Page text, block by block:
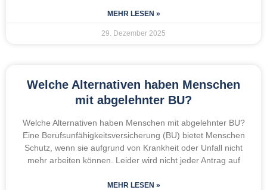
MEHR LESEN »
29. Dezember 2025
Welche Alternativen haben Menschen
mit abgelehnter BU?
Welche Alternativen haben Menschen mit abgelehnter BU?
Eine Berufsunfähigkeitsversicherung (BU) bietet Menschen
Schutz, wenn sie aufgrund von Krankheit oder Unfall nicht
mehr arbeiten können. Leider wird nicht jeder Antrag auf
MEHR LESEN »